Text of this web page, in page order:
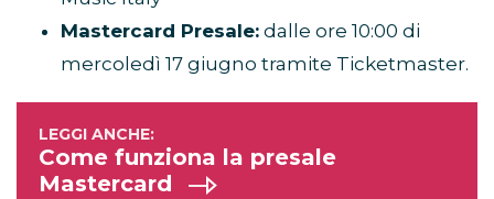
Mastercard Presale: dalle ore 10:00 di
mercoledì 17 giugno tramite Ticketmaster.
Come funziona la presale
Mastercard